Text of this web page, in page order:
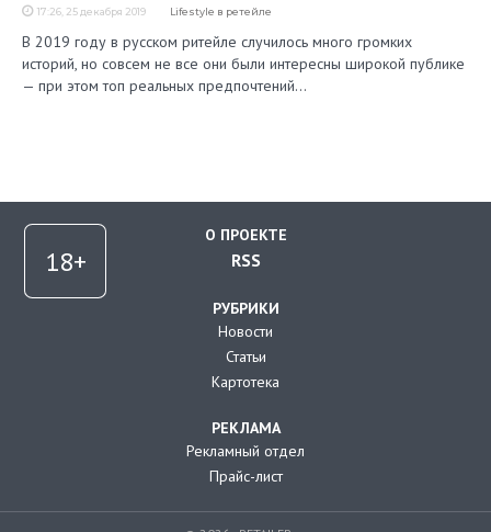
17:26, 25 декабря 2019 Lifestyle в ретейле
В 2019 году в русском ритейле случилось много громких
историй, но совсем не все они были интересны широкой публике
— при этом топ реальных предпочтений…
О ПРОЕКТЕ
RSS
РУБРИКИ
Новости
Статьи
Картотека
РЕКЛАМА
Рекламный отдел
Прайс-лист